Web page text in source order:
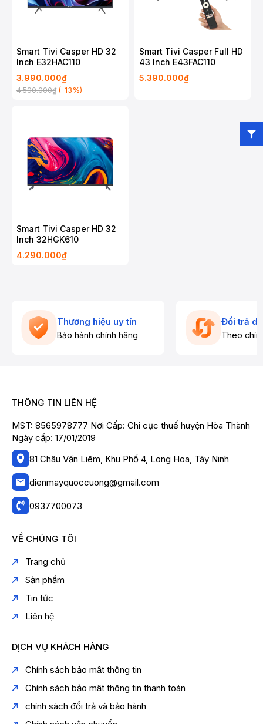
Smart Tivi Casper HD 32
Inch E32HAC110
3.990.000₫
4.590.000₫ (-13%)
Smart Tivi Casper Full HD
43 Inch E43FAC110
5.390.000₫
Smart Tivi Casper HD 32
Inch 32HGK610
4.290.000₫
Thương hiệu uy tín
Bảo hành chính hãng
Đổi trả
Theo
THÔNG TIN LIÊN HỆ
MST: 8565978777 Nơi Cấp: Chi cục thuế huyện Hòa Thành
Ngày cấp: 17/01/2019
81 Châu Văn Liêm, Khu Phố 4, Long Hoa, Tây Ninh
dienmayquoccuong@gmail.com
0937700073
VỀ CHÚNG TÔI
Trang chủ
Sản phẩm
Tin tức
Liên hệ
DỊCH VỤ KHÁCH HÀNG
Chính sách bảo mật thông tin
Chính sách bảo mật thông tin thanh toán
chính sách đổi trả và bảo hành